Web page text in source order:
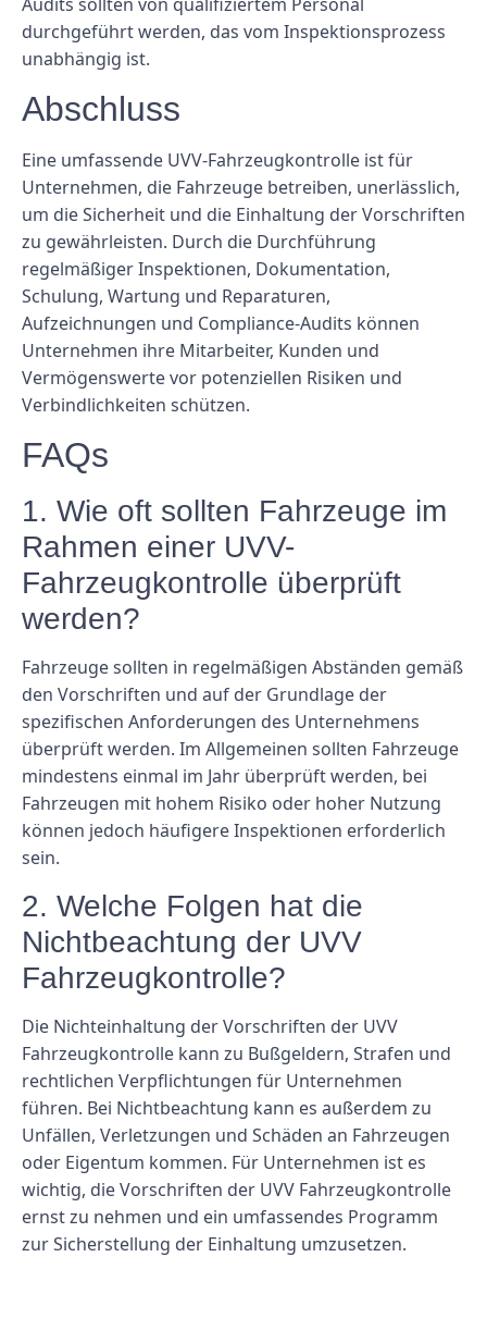
durchgeführt werden, das vom Inspektionsprozess
unabhängig ist.
Abschluss
Eine umfassende UVV-Fahrzeugkontrolle ist für
Unternehmen, die Fahrzeuge betreiben, unerlässlich,
um die Sicherheit und die Einhaltung der Vorschriften
zu gewährleisten. Durch die Durchführung
regelmäßiger Inspektionen, Dokumentation,
Schulung, Wartung und Reparaturen,
Aufzeichnungen und Compliance-Audits können
Unternehmen ihre Mitarbeiter, Kunden und
Vermögenswerte vor potenziellen Risiken und
Verbindlichkeiten schützen.
FAQs
1. Wie oft sollten Fahrzeuge im
Rahmen einer UVV-
Fahrzeugkontrolle überprüft
werden?
Fahrzeuge sollten in regelmäßigen Abständen gemäß
den Vorschriften und auf der Grundlage der
spezifischen Anforderungen des Unternehmens
überprüft werden. Im Allgemeinen sollten Fahrzeuge
mindestens einmal im Jahr überprüft werden, bei
Fahrzeugen mit hohem Risiko oder hoher Nutzung
können jedoch häufigere Inspektionen erforderlich
sein.
2. Welche Folgen hat die
Nichtbeachtung der UVV
Fahrzeugkontrolle?
Die Nichteinhaltung der Vorschriften der UVV
Fahrzeugkontrolle kann zu Bußgeldern, Strafen und
rechtlichen Verpflichtungen für Unternehmen
führen. Bei Nichtbeachtung kann es außerdem zu
Unfällen, Verletzungen und Schäden an Fahrzeugen
oder Eigentum kommen. Für Unternehmen ist es
wichtig, die Vorschriften der UVV Fahrzeugkontrolle
ernst zu nehmen und ein umfassendes Programm
zur Sicherstellung der Einhaltung umzusetzen.